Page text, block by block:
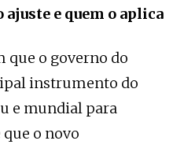
e quem o aplica
que o governo do
instrumento do
e mundial para
o novo